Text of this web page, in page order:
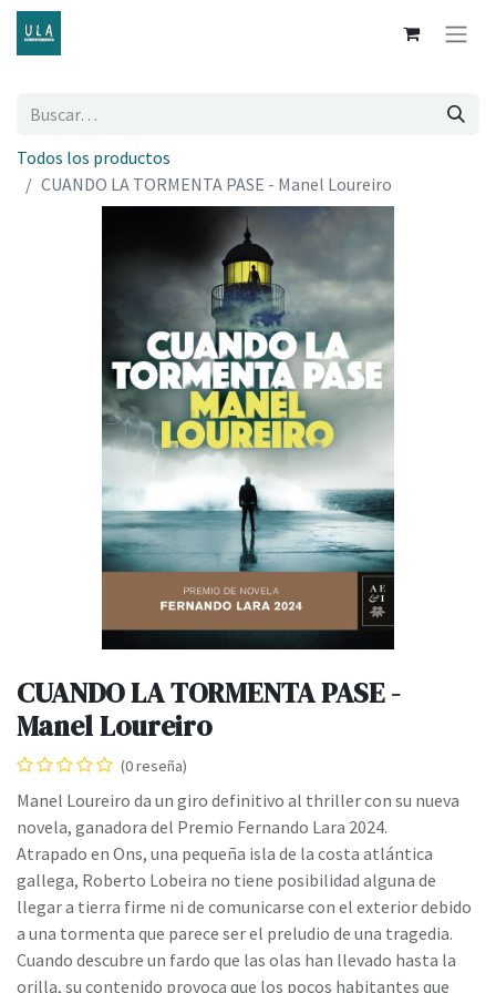
Todos los productos
CUANDO LA TORMENTA PASE - Manel Loureiro
CUANDO LA TORMENTA PASE -
Manel Loureiro
(0 reseña)
Manel Loureiro da un giro definitivo al thriller con su nueva
novela, ganadora del Premio Fernando Lara 2024.
Atrapado en Ons, una pequeña isla de la costa atlántica
gallega, Roberto Lobeira no tiene posibilidad alguna de
llegar a tierra firme ni de comunicarse con el exterior debido
a una tormenta que parece ser el preludio de una tragedia.
Cuando descubre un fardo que las olas han llevado hasta la
orilla, su contenido provoca que los pocos habitantes que